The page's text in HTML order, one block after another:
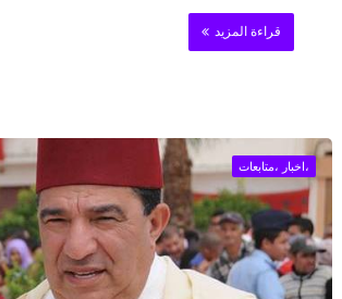
قراءة المزيد
،اخبار ،متابعات